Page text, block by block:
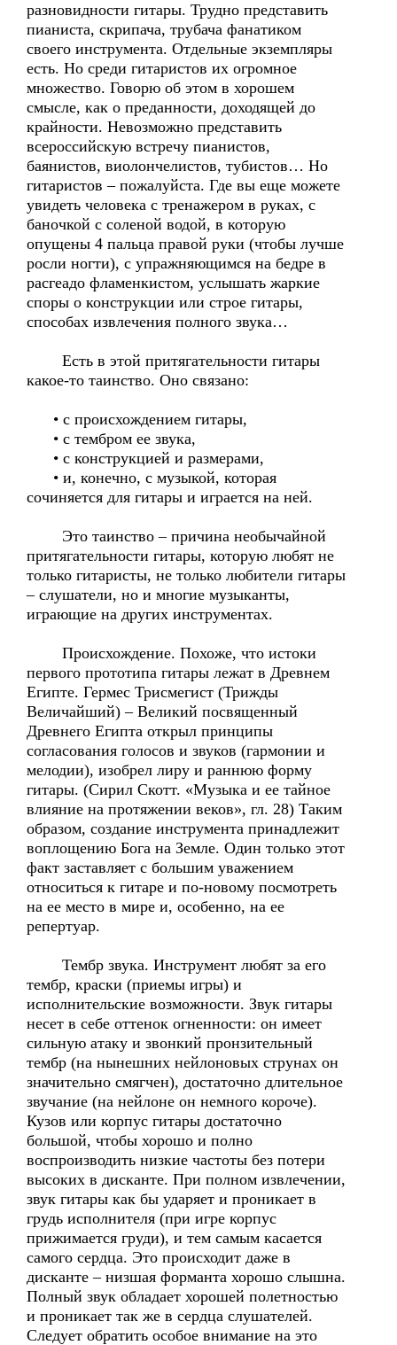
разновидности гитары. Трудно представить
пианиста, скрипача, трубача фанатиком
своего инструмента. Отдельные экземпляры
есть. Но среди гитаристов их огромное
множество. Говорю об этом в хорошем
смысле, как о преданности, доходящей до
крайности. Невозможно представить
всероссийскую встречу пианистов,
баянистов, виолончелистов, тубистов… Но
гитаристов – пожалуйста. Где вы еще можете
увидеть человека с тренажером в руках, с
баночкой с соленой водой, в которую
опущены 4 пальца правой руки (чтобы лучше
росли ногти), с упражняющимся на бедре в
расгеадо фламенкистом, услышать жаркие
споры о конструкции или строе гитары,
способах извлечения полного звука…
Есть в этой притягательности гитары
какое-то таинство. Оно связано:
• с происхождением гитары,
• с тембром ее звука,
• с конструкцией и размерами,
• и, конечно, с музыкой, которая
сочиняется для гитары и играется на ней.
Это таинство – причина необычайной
притягательности гитары, которую любят не
только гитаристы, не только любители гитары
– слушатели, но и многие музыканты,
играющие на других инструментах.
Происхождение. Похоже, что истоки
первого прототипа гитары лежат в Древнем
Египте. Гермес Трисмегист (Трижды
Величайший) – Великий посвященный
Древнего Египта открыл принципы
согласования голосов и звуков (гармонии и
мелодии), изобрел лиру и раннюю форму
гитары. (Сирил Скотт. «Музыка и ее тайное
влияние на протяжении веков», гл. 28) Таким
образом, создание инструмента принадлежит
воплощению Бога на Земле. Один только этот
факт заставляет с большим уважением
относиться к гитаре и по-новому посмотреть
на ее место в мире и, особенно, на ее
репертуар.
Тембр звука. Инструмент любят за его
тембр, краски (приемы игры) и
исполнительские возможности. Звук гитары
несет в себе оттенок огненности: он имеет
сильную атаку и звонкий пронзительный
тембр (на нынешних нейлоновых струнах он
значительно смягчен), достаточно длительное
звучание (на нейлоне он немного короче).
Кузов или корпус гитары достаточно
большой, чтобы хорошо и полно
воспроизводить низкие частоты без потери
высоких в дисканте. При полном извлечении,
звук гитары как бы ударяет и проникает в
грудь исполнителя (при игре корпус
прижимается груди), и тем самым касается
самого сердца. Это происходит даже в
дисканте – низшая форманта хорошо слышна.
Полный звук обладает хорошей полетностью
и проникает так же в сердца слушателей.
Следует обратить особое внимание на это